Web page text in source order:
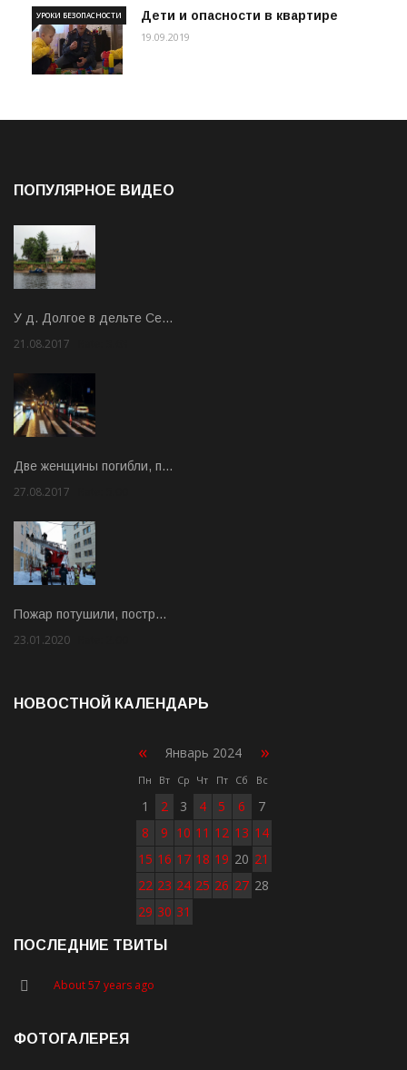
Дети и опасности в квартире
УРОКИ БЕЗОПАСНОСТИ
19.09.2019
ПОПУЛЯРНОЕ ВИДЕО
У д. Долгое в дельте Се…
21.08.2017
Две женщины погибли, п…
27.08.2017
Пожар потушили, постр…
23.01.2020
НОВОСТНОЙ КАЛЕНДАРЬ
« Январь 2024 »
Пн Вт Ср Чт Пт Сб Вс
1 2 3 4 5 6
7
8
9 10 11 12 13 14
15 16 17 18 19 20 21
22 23 24 25 26 27 28
29 30 31
ПОСЛЕДНИЕ ТВИТЫ
About 57 years ago
ФОТОГАЛЕРЕЯ